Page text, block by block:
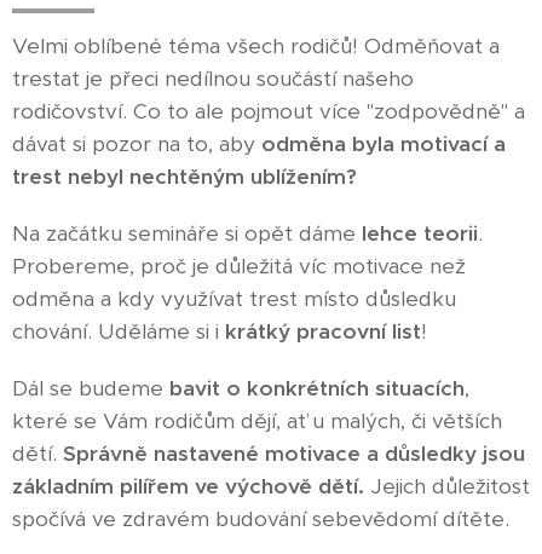
Velmi oblíbené téma všech rodičů! Odměňovat a
trestat je přeci nedílnou součástí našeho
rodičovství. Co to ale pojmout více "zodpovědně" a
dávat si pozor na to, aby odměna byla motivací a
trest nebyl nechtěným ublížením?
Na začátku semináře si opět dáme lehce teorii.
Probereme, proč je důležitá víc motivace než
odměna a kdy využívat trest místo důsledku
chování. Uděláme si i krátký pracovní list!
Dál se budeme bavit o konkrétních situacích,
které se Vám rodičům dějí, ať u malých, či větších
dětí. Správně nastavené motivace a důsledky jsou
základním pilířem ve výchově dětí. Jejich důležitost
spočívá ve zdravém budování sebevědomí dítěte.